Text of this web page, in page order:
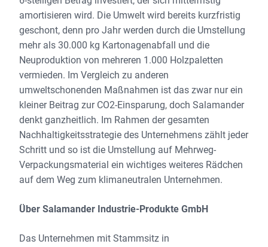
amortisieren wird. Die Umwelt wird bereits kurzfristig
geschont, denn pro Jahr werden durch die Umstellung
mehr als 30.000 kg Kartonagenabfall und die
Neuproduktion von mehreren 1.000 Holzpaletten
vermieden. Im Vergleich zu anderen
umweltschonenden Maßnahmen ist das zwar nur ein
kleiner Beitrag zur CO2-Einsparung, doch Salamander
denkt ganzheitlich. Im Rahmen der gesamten
Nachhaltigkeitsstrategie des Unternehmens zählt jeder
Schritt und so ist die Umstellung auf Mehrweg-
Verpackungsmaterial ein wichtiges weiteres Rädchen
auf dem Weg zum klimaneutralen Unternehmen.
Über Salamander Industrie-Produkte GmbH
Das Unternehmen mit Stammsitz in